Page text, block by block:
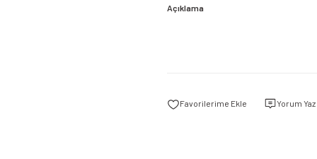
Açıklama
Yorum Yaz